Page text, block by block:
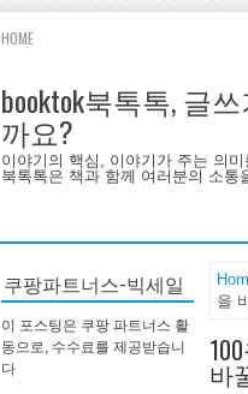
HOME
booktok북톡톡, 글
까요?
이야기의 핵심, 이야기가 주는 의
북톡톡은 책과 함께 여러분의 소통
쿠팡파트너스-빅세일
이 포스팅은 쿠팡 파트너스 활
동으로, 수수료를 제공받습니
다
을
바